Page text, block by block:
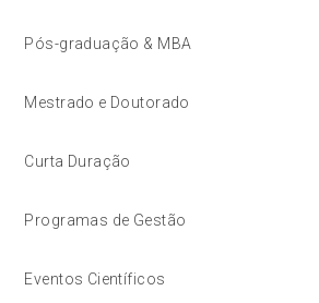
Pós-graduação & MBA
Mestrado e Doutorado
Curta Duração
Programas de Gestão
Eventos Científicos